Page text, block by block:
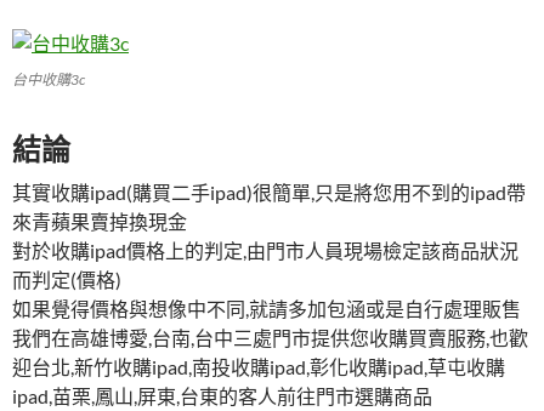
台中收購3c
結論
其實收購ipad(購買二手ipad)很簡單,只是將您用不到的ipad帶
來青蘋果賣掉換現金
對於收購ipad價格上的判定,由門市人員現場檢定該商品狀況
而判定(價格)
如果覺得價格與想像中不同,就請多加包涵或是自行處理販售
我們在高雄博愛,台南,台中三處門市提供您收購買賣服務,也歡
迎台北,新竹收購ipad,南投收購ipad,彰化收購ipad,草屯收購
ipad,苗栗,鳳山,屏東,台東的客人前往門市選購商品